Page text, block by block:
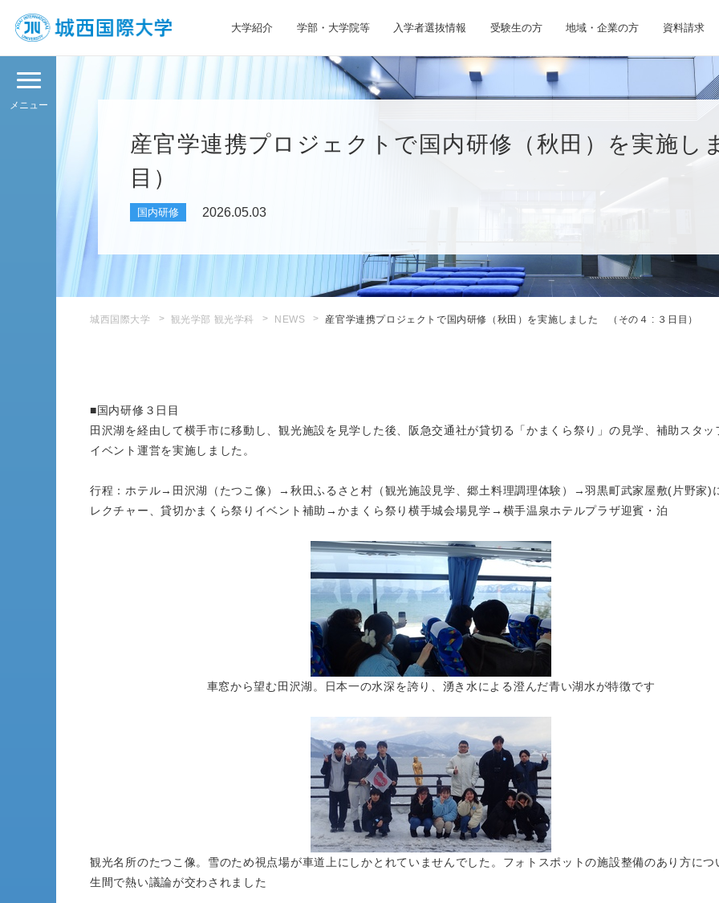
大学紹介 学部・大学院等 入学者選抜情報 受験生の方 地域・企業の方 資料請求
メニュー
産官学連携プロジェクトで国内研修（秋田）を実施
目）
国内研修 2026.05.03
城西国際大学 観光学部 観光学科 NEWS 産官学連携プロジェクトで国内研修（秋田）を実施しました （その４ : ３日目）
■国内研修３日目
田沢湖を経由して横手市に移動し、観光施設を見学した後、阪急交通社が貸切る「かまくら祭り」の見学、補助スタッ
イベント運営を実施しました。
行程：ホテル→田沢湖（たつこ像）→秋田ふるさと村（観光施設見学、郷土料理調理体験）→羽黒町武家屋敷(片野家)
レクチャー、貸切かまくら祭りイベント補助→かまくら祭り横手城会場見学→横手温泉ホテルプラザ迎賓・泊
車窓から望む田沢湖。日本一の水深を誇り、湧き水による澄んだ青い湖水が特徴です
観光名所のたつこ像。雪のため視点場が車道上にしかとれていませんでした。フォトスポットの施設整備のあり方につ
生間で熱い議論が交わされました